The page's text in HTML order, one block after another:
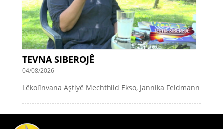
TEVNA SIBEROJÊ
04/08/2026
Lêkolînvana Aştiyê Mechthild Ekso, Jannika Feldmann